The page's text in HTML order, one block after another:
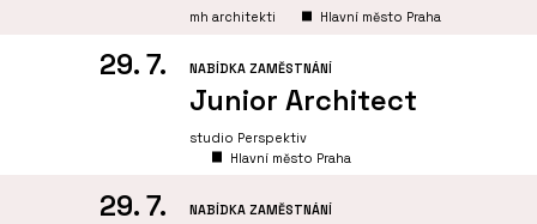
mh architekti Hlavní město Praha
29. 7. NABÍDKA ZAMĚSTNÁNÍ
Junior Architect
studio Perspektiv
Hlavní město Praha
29. 7. NABÍDKA ZAMĚSTNÁNÍ